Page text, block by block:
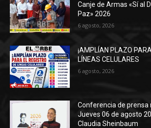
Canje de Armas «Sí al
Paz» 2026
6 agosto, 2026
¡AMPLÍAN PLAZO
LÍNEAS CELULARES
6 agosto, 2026
Conferencia de prensa
Jueves 06 de agosto
Claudia Sheinbaum